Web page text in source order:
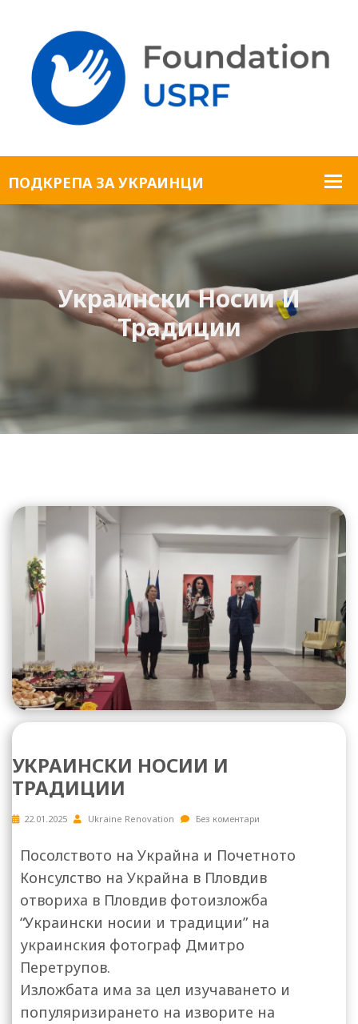
Украински Носии И
Традиции
УКРАИНСКИ НОСИИ И
ТРАДИЦИИ
22.01.2025 Ukraine Renovation Без коментари
Посолството на Украйна и Почетното
Консулство на Украйна в Пловдив
отвориха в Пловдив фотоизложба
“Украински носии и традиции” на
украинския фотограф Дмитро
Перетрупов.
Изложбата има за цел изучаването и
популяризирането на изворите на